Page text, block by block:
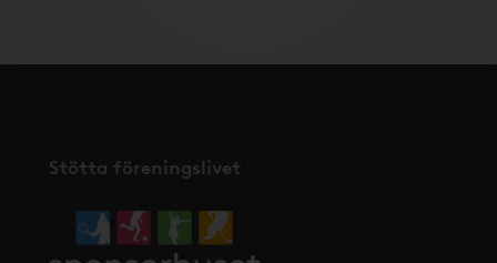
Stötta föreningslivet